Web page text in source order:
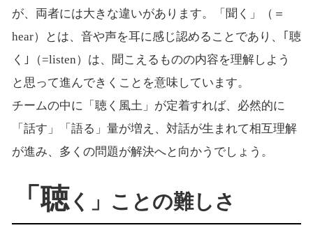
が、両者には大きな違いがあります。「聞く」（＝
hear）とは、音や声を耳に感じ認めることであり、｢聴
く｣（=listen）は、聞こえるものの内容を理解しよう
と思って進んできくことを意味しています。
チームの中に「聴く風土」が定着すれば、必然的に
「話す」「語る」量が増え、対話が生まれて相互理解
が進み、多くの問題が解決へと向かうでしょう。
「聴く」ことの難しさ